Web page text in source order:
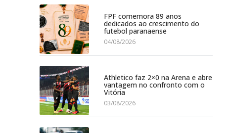
FPF comemora 89 anos
dedicados ao crescimento do
futebol paranaense
04/08/2026
Athletico faz 2×0 na Arena e abre
vantagem no confronto com o
Vitória
03/08/2026